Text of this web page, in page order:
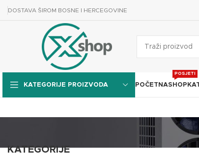
DOSTAVA ŠIROM BOSNE I HERCEGOVINE
KATEGORIJE PROIZVODA POČETNASHOP
POSJETI
KATEGORIJE